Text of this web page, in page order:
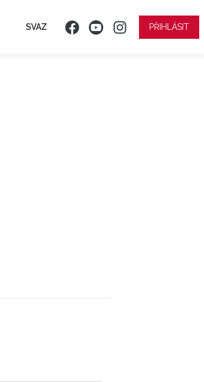
SVAZ PŘIHLÁSIT